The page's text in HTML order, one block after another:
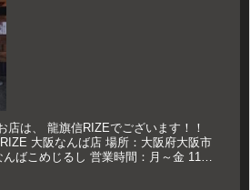
店は、 龍旗信RIZEでございます！！
大阪なんば店 場所：大阪府大阪市
ばこめじるし 営業時間：月～金 11：